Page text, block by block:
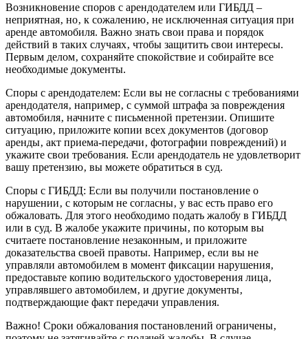
Возникновение споров с арендодателем или ГИБДД –
неприятная‚ но‚ к сожалению‚ не исключенная ситуация при
аренде автомобиля. Важно знать свои права и порядок
действий в таких случаях‚ чтобы защитить свои интересы.
Первым делом‚ сохраняйте спокойствие и собирайте все
необходимые документы.
Споры с арендодателем: Если вы не согласны с требованиями
арендодателя‚ например‚ с суммой штрафа за повреждения
автомобиля‚ начните с письменной претензии. Опишите
ситуацию‚ приложите копии всех документов (договор
аренды‚ акт приема-передачи‚ фотографии повреждений) и
укажите свои требования. Если арендодатель не удовлетворит
вашу претензию‚ вы можете обратиться в суд.
Споры с ГИБДД: Если вы получили постановление о
нарушении‚ с которым не согласны‚ у вас есть право его
обжаловать. Для этого необходимо подать жалобу в ГИБДД
или в суд. В жалобе укажите причины‚ по которым вы
считаете постановление незаконным‚ и приложите
доказательства своей правоты. Например‚ если вы не
управляли автомобилем в момент фиксации нарушения‚
предоставьте копию водительского удостоверения лица‚
управлявшего автомобилем‚ и другие документы‚
подтверждающие факт передачи управления.
Важно! Сроки обжалования постановлений ограничены‚